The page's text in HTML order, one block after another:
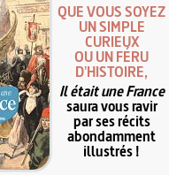
QUE VOUS SOYEZ
UN SIMPLE
CURIEUX
OU UN FÉRU
D'HISTOIRE,
Il était une France
saura vous ravir
par ses récits
abondamment
illustrés !